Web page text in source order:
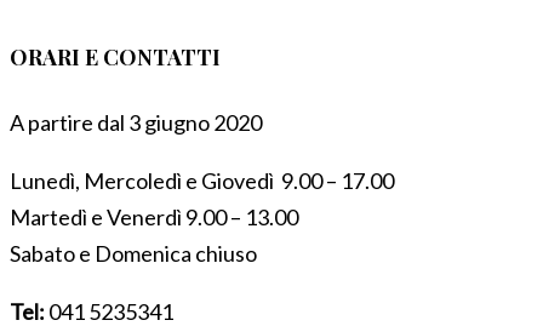
ORARI E CONTATTI
A partire dal 3 giugno 2020
Lunedì, Mercoledì e Giovedì 9.00 – 17.00
Martedì e Venerdì 9.00 – 13.00
Sabato e Domenica chiuso
Tel: 041 5235341